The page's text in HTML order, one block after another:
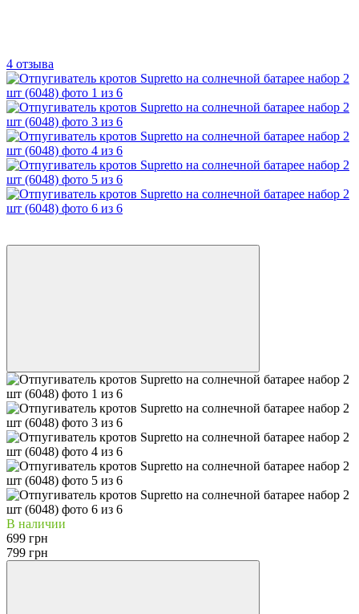
4 отзыва
В наличии
699 грн
799 грн